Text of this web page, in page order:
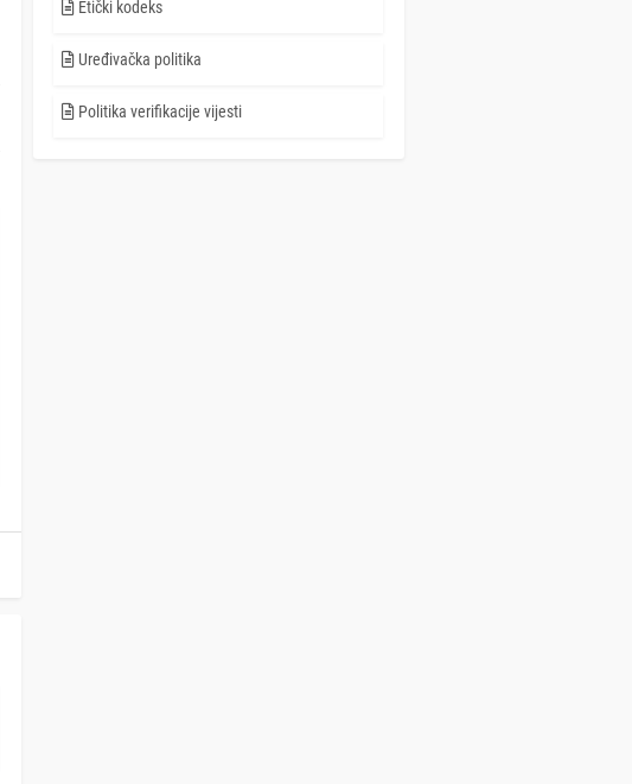
Etički kodeks
Uređivačka politika
Politika verifikacije vijesti